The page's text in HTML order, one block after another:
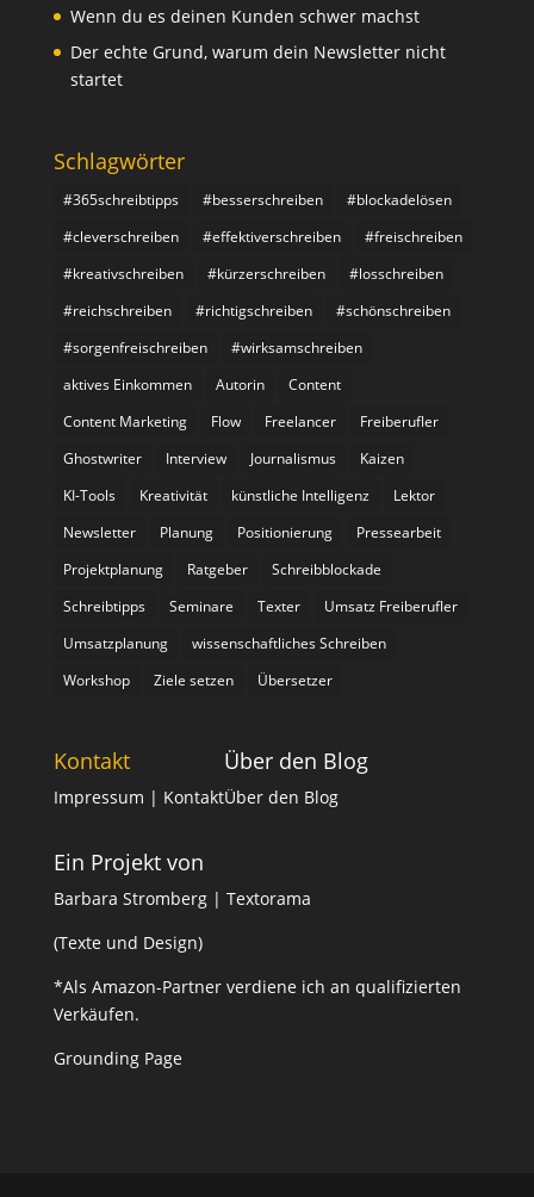
Wenn du es deinen Kunden schwer machst
Der echte Grund, warum dein Newsletter nicht
startet
Schlagwörter
#365schreibtipps #besserschreiben
#blockadelösen
#cleverschreiben
#effektiverschreiben
#freischreiben
#kreativschreiben
#kürzerschreiben
#losschreiben
#reichschreiben
#richtigschreiben
#schönschreiben
#sorgenfreischreiben
#wirksamschreiben
aktives Einkommen
Autorin
Content
Content Marketing
Flow Freelancer
Freiberufler
Ghostwriter
Interview Journalismus
Kaizen
KI-Tools
Kreativität künstliche Intelligenz
Lektor
Newsletter
Planung Positionierung
Pressearbeit
Projektplanung
Ratgeber
Schreibblockade
Schreibtipps
Seminare Texter
Umsatz Freiberufler
Umsatzplanung
wissenschaftliches Schreiben
Workshop
Ziele setzen Übersetzer
Kontakt
Impressum | Kontakt
Über den Blog
Über den Blog
Ein Projekt von
Barbara Stromberg | Textorama
(Texte und Design)
*Als Amazon-Partner verdiene ich an qualifizierten
Verkäufen.
Grounding Page